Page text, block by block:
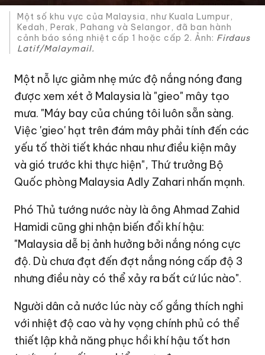
Một số khu vực của Malaysia, như Kuala Lumpur,
Kedah, Perak, Pahang và Selangor, đã ban hành
cảnh báo sóng nhiệt cấp 1 hoặc cấp 2. Ảnh: Firdaus
Latif/Malaymail.
Một nỗ lực giảm nhẹ mức độ nắng nóng đang
được xem xét ở Malaysia là "gieo" mây tạo
mưa. "Máy bay của chúng tôi luôn sẵn sàng.
Việc 'gieo' hạt trên đám mây phải tính đến các
yếu tố thời tiết khác nhau như điều kiện mây
và gió trước khi thực hiện", Thứ trưởng Bộ
Quốc phòng Malaysia Adly Zahari nhấn mạnh.
Phó Thủ tướng nước này là ông Ahmad Zahid
Hamidi cũng ghi nhận biến đổi khí hậu:
"Malaysia dễ bị ảnh hưởng bởi nắng nóng cực
độ. Dù chưa đạt đến đợt nắng nóng cấp độ 3
nhưng điều này có thể xảy ra bất cứ lúc nào".
Người dân cả nước lúc này cố gắng thích nghi
với nhiệt độ cao và hy vọng chính phủ có thể
thiết lập khả năng phục hồi khí hậu tốt hơn